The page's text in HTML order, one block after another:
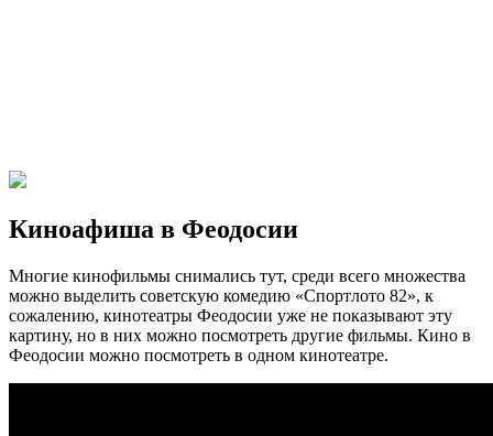
Киноафиша в Феодосии
Многие кинофильмы снимались тут, среди всего множества
можно выделить советскую комедию «Спортлото 82», к
сожалению, кинотеатры Феодосии уже не показывают эту
картину, но в них можно посмотреть другие фильмы. Кино в
Феодосии можно посмотреть в одном кинотеатре.